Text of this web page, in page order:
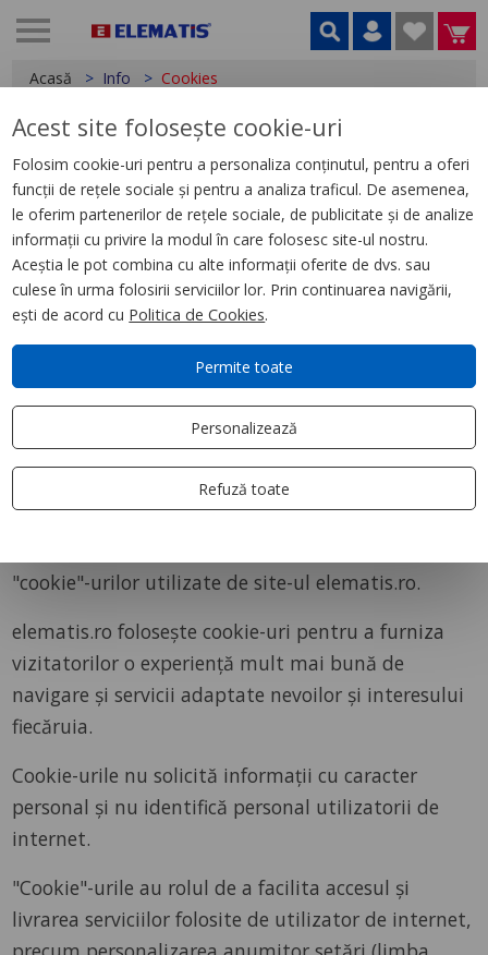
Acasă Info Cookies
Prelucrarea datelor cu caracter personal
Date cu caracter personal
Despre noi
Cum comand?
Cum se livrează?
Cum returnez?
Informații stoc produse
Modalități de plată
Voucher
Cookies
Termeni și condiții
Contact
Informațiile prezentate în continuare au scopul de
a aduce la cunoștiință utilizatorului mai multe
"cookie"-urilor utilizate de site-ul elematis.ro.
elematis.ro folosește cookie-uri pentru a furniza
vizitatorilor o experiență mult mai bună de
navigare și servicii adaptate nevoilor și interesului
fiecăruia.
Cookie-urile nu solicită informații cu caracter
personal și nu identifică personal utilizatorii de
internet.
"Cookie"-urile au rolul de a facilita accesul și
livrarea serviciilor folosite de utilizator de internet,
Acest site folosește cookie-uri
Folosim cookie-uri pentru a personaliza conținutul, pentru a oferi
funcții de rețele sociale și pentru a analiza traficul. De asemenea,
le oferim partenerilor de rețele sociale, de publicitate și de analize
informații cu privire la modul în care folosesc site-ul nostru.
Aceștia le pot combina cu alte informații oferite de dvs. sau
culese în urma folosirii serviciilor lor. Prin continuarea navigării,
ești de acord cu Politica de Cookies.
Permite toate
Personalizează
Refuză toate